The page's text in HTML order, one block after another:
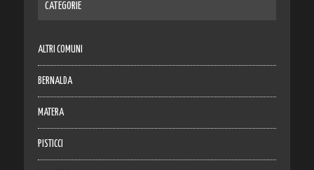
CATEGORIE
ALTRI COMUNI
BERNALDA
MATERA
PISTICCI